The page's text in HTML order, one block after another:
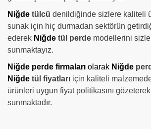
Niğde tülcü denildiğinde sizlere kaliteli
sunak için hiç durmadan sektörün
ederek Niğde tül perde modellerini
sunmaktayız.
Niğde perde firmaları olarak Niğde
Niğde tül fiyatları için kaliteli
ürünleri uygun fiyat politikasını
sunmaktadır.